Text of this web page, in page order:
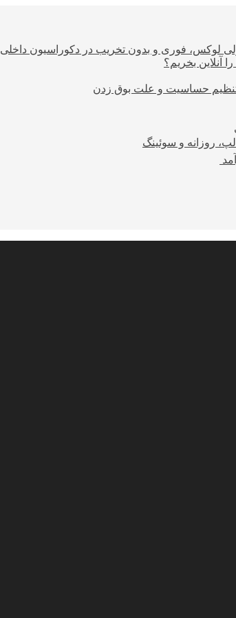
لوکس، فوری و بدون تخریب در دکوراسیون داخلی
آنلاین بخریم؟
تنظیم حساسیت و علت بوق زدن
روزانه و سوئینگ